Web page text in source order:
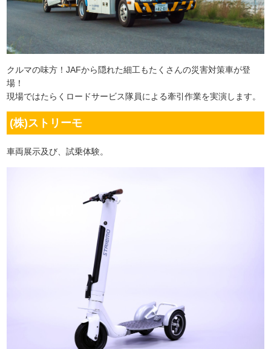
クルマの味方！JAFから隠れた細工もたくさんの災害対策車が登
場！
現場ではたらくロードサービス隊員による牽引作業を実演します。
(株)ストリーモ
車両展示及び、試乗体験。